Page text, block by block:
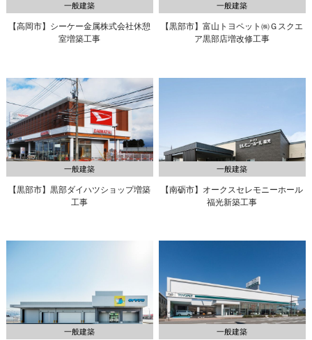
一般建築
【高岡市】シーケー金属株式会社休憩
室増築工事
一般建築
【黒部市】富山トヨペット㈱Ｇスクエ
ア黒部店増改修工事
一般建築
【黒部市】黒部ダイハツショップ増築
工事
一般建築
【南砺市】オークスセレモニーホール
福光新築工事
一般建築 一般建築